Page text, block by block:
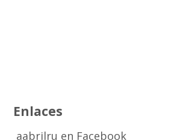
Enlaces
aabrilru en Facebook